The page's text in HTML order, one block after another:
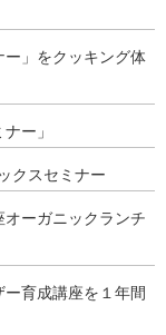
」をクッキング体
ー」
クスセミナー
ーガニックランチ
育成講座を１年間